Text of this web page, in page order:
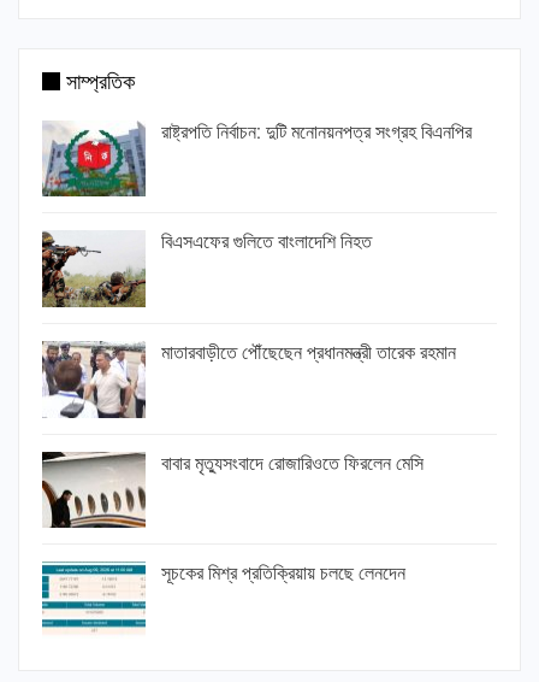
সাম্প্রতিক
রাষ্ট্রপতি নির্বাচন: দুটি মনোনয়নপত্র সংগ্রহ বিএনপির
বিএসএফের গুলিতে বাংলাদেশি নিহত
মাতারবাড়ীতে পৌঁছেছেন প্রধানমন্ত্রী তারেক রহমান
বাবার মৃত্যুসংবাদে রোজারিওতে ফিরলেন মেসি
সূচকের মিশ্র প্রতিক্রিয়ায় চলছে লেনদেন